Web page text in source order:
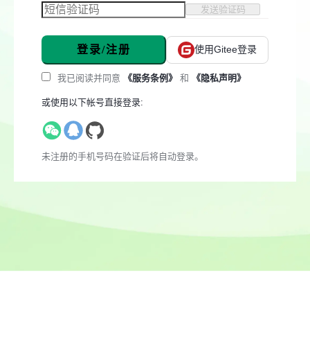
发送验证码
登录/注册 使用Gitee登录
我已阅读并同意 《服务条例》 和 《隐私声明》
或使用以下帐号直接登录:
未注册的手机号码在验证后将自动登录。